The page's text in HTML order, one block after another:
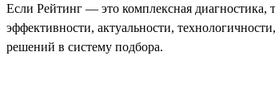
Если Рейтинг — это комплексная диагностика,
эффективности, актуальности,
решений в систему подбора.